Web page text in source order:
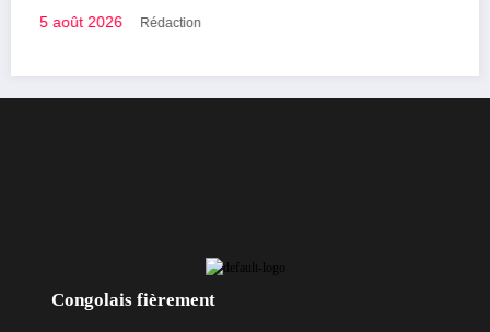
l’arrêté interministériel sur l’économie
5 août 2026 Rédaction
Congolais fièrement